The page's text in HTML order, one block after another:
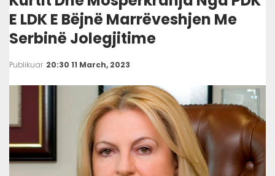
E LDK E Bëjnë Marrëveshjen Me
Serbinë Jolegjitime
Publikuar 20:30 11 March, 2023